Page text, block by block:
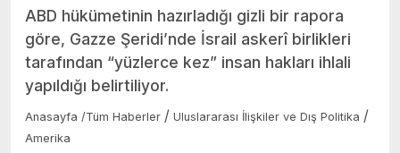
ABD hükümetinin hazırladığı gizli bir rapora
göre, Gazze Şeridi’nde İsrail askerî birlikleri
tarafından “yüzlerce kez” insan hakları ihlali
yapıldığı belirtiliyor.
Anasayfa /Tüm Haberler / Uluslararası İlişkiler ve Dış Politika /
Amerika